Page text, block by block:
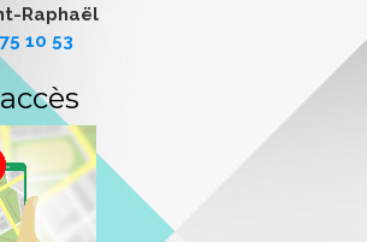
Raphaël
10 53